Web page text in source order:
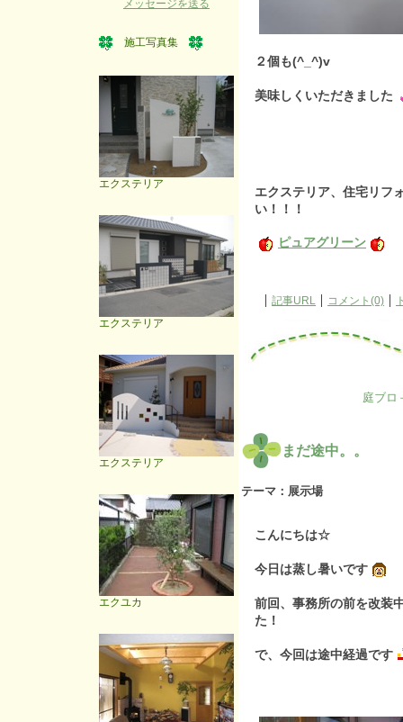
２個も(^_^)v
美味しくいただきました
エクステリア、住宅リフ
い！！！
ピュアグリーン
記事URL コメント(0)
庭ブロ
まだ途中。。
テーマ： 展示場
こんにちは☆
今日は蒸し暑いです
前回、事務所の前を改装
た！
で、今回は途中経過です
メッセージを送る
施工写真集
エクステリア
エクステリア
エクステリア
エクユカ